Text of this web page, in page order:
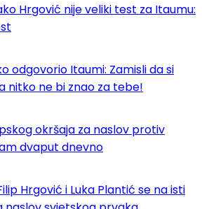
Hrgović nije veliki test za Itaumu:
odgovorio Itaumi: Zamisli da si
nitko ne bi znao za tebe!
okršaja za naslov protiv
dvaput dnevno
Hrgović i Luka Plantić se na isti